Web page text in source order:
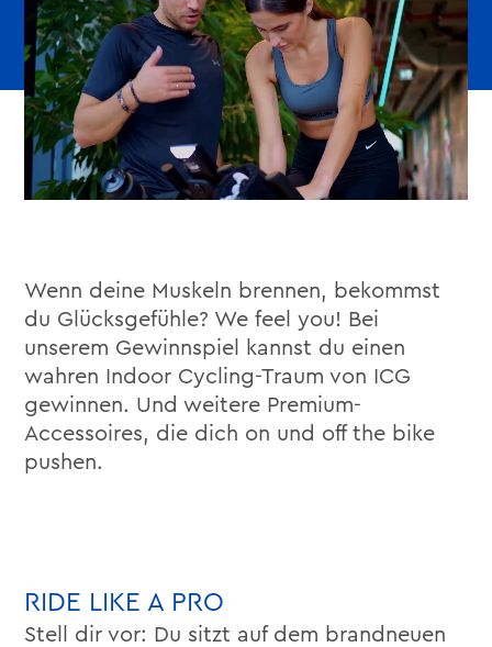
Wenn deine Muskeln brennen, bekommst
du Glücksgefühle? We feel you! Bei
unserem Gewinnspiel kannst du einen
wahren Indoor Cycling-Traum von ICG
gewinnen. Und weitere Premium-
Accessoires, die dich on und off the bike
pushen.
RIDE LIKE A PRO
Stell dir vor: Du sitzt auf dem brandneuen